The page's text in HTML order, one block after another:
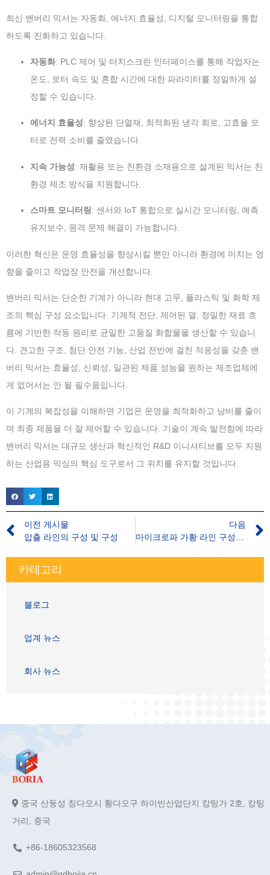
카테고리
블로그
업계 뉴스
회사 뉴스
최신 밴버리 믹서는 자동화, 에너지 효율성, 디지털 모니터링을 통합
하도록 진화하고 있습니다.
자동화: PLC 제어 및 터치스크린 인터페이스를 통해 작업자는
온도, 로터 속도 및 혼합 시간에 대한 파라미터를 정밀하게 설
정할 수 있습니다.
에너지 효율성: 향상된 단열재, 최적화된 냉각 회로, 고효율 모
터로 전력 소비를 줄였습니다.
지속 가능성: 재활용 또는 친환경 소재용으로 설계된 믹서는 친
환경 제조 방식을 지원합니다.
스마트 모니터링: 센서와 IoT 통합으로 실시간 모니터링, 예측
유지보수, 원격 문제 해결이 가능합니다.
이러한 혁신은 운영 효율성을 향상시킬 뿐만 아니라 환경에 미치는 영
향을 줄이고 작업장 안전을 개선합니다.
밴버리 믹서는 단순한 기계가 아니라 현대 고무, 플라스틱 및 화학 제
조의 핵심 구성 요소입니다. 기계적 전단, 제어된 열, 정밀한 재료 흐
름에 기반한 작동 원리로 균일한 고품질 화합물을 생산할 수 있습니
다. 견고한 구조, 첨단 안전 기능, 산업 전반에 걸친 적응성을 갖춘 밴
버리 믹서는 효율성, 신뢰성, 일관된 제품 성능을 원하는 제조업체에
게 없어서는 안 될 필수품입니다.
이 기계의 복잡성을 이해하면 기업은 운영을 최적화하고 낭비를 줄이
며 최종 제품을 더 잘 제어할 수 있습니다. 기술이 계속 발전함에 따라
밴버리 믹서는 대규모 생산과 혁신적인 R&D 이니셔티브를 모두 지원
하는 산업용 믹싱의 핵심 도구로서 그 위치를 유지할 것입니다.
이전 게시물
압출 라인의 구성 및 구성
다음
마이크로파 가황 라인 구성 및 기능
중국 산둥성 칭다오시 황다오구 하이빈산업단지 캉팅가 2호, 캉팅
거리, 중국
+86-18605323568